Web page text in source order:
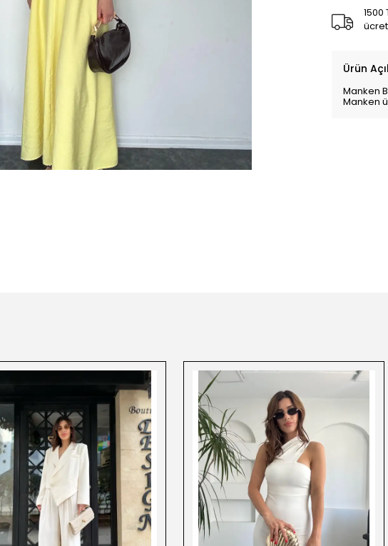
1500
Ürün
Manken
Manken